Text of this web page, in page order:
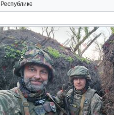
Республике